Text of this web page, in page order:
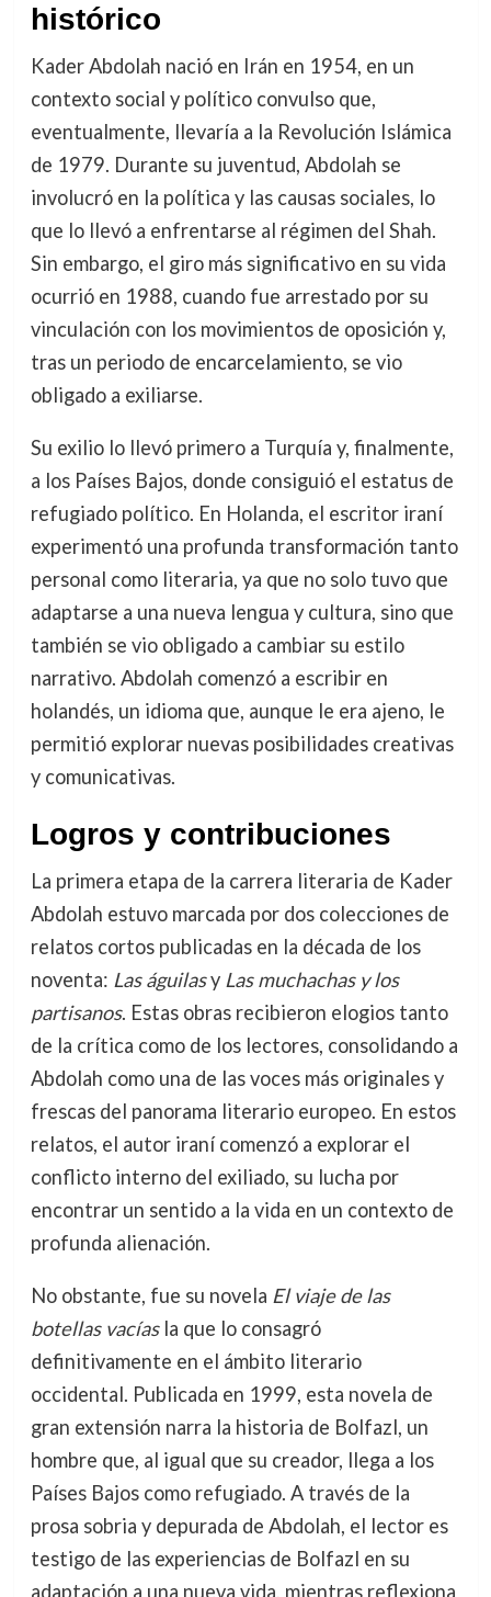
histórico
Kader Abdolah nació en Irán en 1954, en un
contexto social y político convulso que,
eventualmente, llevaría a la Revolución Islámica
de 1979. Durante su juventud, Abdolah se
involucró en la política y las causas sociales, lo
que lo llevó a enfrentarse al régimen del Shah.
Sin embargo, el giro más significativo en su vida
ocurrió en 1988, cuando fue arrestado por su
vinculación con los movimientos de oposición y,
tras un periodo de encarcelamiento, se vio
obligado a exiliarse.
Su exilio lo llevó primero a Turquía y, finalmente,
a los Países Bajos, donde consiguió el estatus de
refugiado político. En Holanda, el escritor iraní
experimentó una profunda transformación tanto
personal como literaria, ya que no solo tuvo que
adaptarse a una nueva lengua y cultura, sino que
también se vio obligado a cambiar su estilo
narrativo. Abdolah comenzó a escribir en
holandés, un idioma que, aunque le era ajeno, le
permitió explorar nuevas posibilidades creativas
y comunicativas.
Logros y contribuciones
La primera etapa de la carrera literaria de Kader
Abdolah estuvo marcada por dos colecciones de
relatos cortos publicadas en la década de los
noventa: Las águilasy Las muchachas y los
partisanos. Estas obras recibieron elogios tanto
de la crítica como de los lectores, consolidando a
Abdolah como una de las voces más originales y
frescas del panorama literario europeo. En estos
relatos, el autor iraní comenzó a explorar el
conflicto interno del exiliado, su lucha por
encontrar un sentido a la vida en un contexto de
profunda alienación.
No obstante, fue su novela El viaje de las
botellas vacíasla que lo consagró
definitivamente en el ámbito literario
occidental. Publicada en 1999, esta novela de
gran extensión narra la historia de Bolfazl, un
hombre que, al igual que su creador, llega a los
Países Bajos como refugiado. A través de la
prosa sobria y depurada de Abdolah, el lector es
testigo de las experiencias de Bolfazl en su
adaptación a una nueva vida, mientras reflexiona